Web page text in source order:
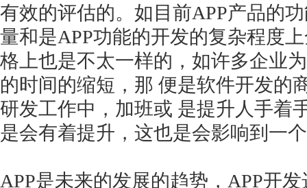
有效的评估的。如目前APP产品的
量和是APP功能的开发的复杂程度
格上也是不太一样的，如许多企业
的时间的缩短，那 便是软件开发的
研发工作中，加班或 是提升人手着
是会有着提升，这也是会影响到一
APP是未来的发展的趋势，APP开